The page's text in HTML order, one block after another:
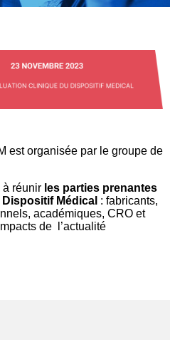
est organisée par le groupe de
à réunir les parties prenantes
Médical : fabricants,
académiques, CRO et
de l’actualité